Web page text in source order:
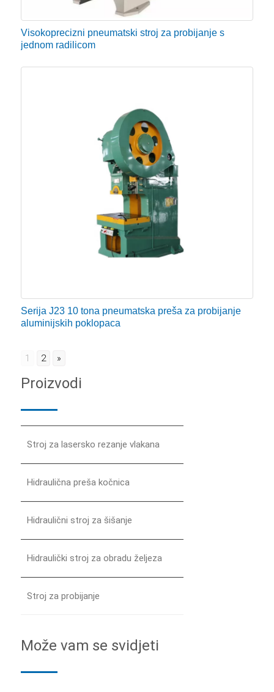
Visokoprecizni pneumatski stroj za probijanje s
jednom radilicom
Serija J23 10 tona pneumatska preša za probijanje
aluminijskih poklopaca
1 2 »
Proizvodi
Stroj za lasersko rezanje vlakana
Hidraulična preša kočnica
Hidraulični stroj za šišanje
Hidraulički stroj za obradu željeza
Stroj za probijanje
Može vam se svidjeti